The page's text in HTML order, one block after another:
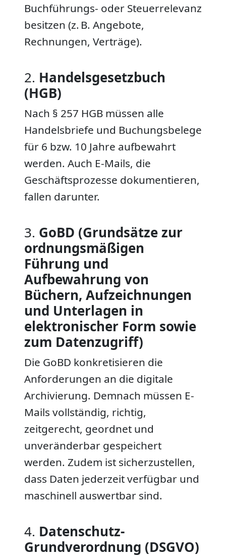
Buchführungs- oder Steuerrelevanz
besitzen (z. B. Angebote,
Rechnungen, Verträge).
2. Handelsgesetzbuch
(HGB)
Nach § 257 HGB müssen alle
Handelsbriefe und Buchungsbelege
für 6 bzw. 10 Jahre aufbewahrt
werden. Auch E-Mails, die
Geschäftsprozesse dokumentieren,
fallen darunter.
3. GoBD (Grundsätze zur
ordnungsmäßigen
Führung und
Aufbewahrung von
Büchern, Aufzeichnungen
und Unterlagen in
elektronischer Form sowie
zum Datenzugriff)
Die GoBD konkretisieren die
Anforderungen an die digitale
Archivierung. Demnach müssen E-
Mails vollständig, richtig,
zeitgerecht, geordnet und
unveränderbar gespeichert
werden. Zudem ist sicherzustellen,
dass Daten jederzeit verfügbar und
maschinell auswertbar sind.
4. Datenschutz-
Grundverordnung (DSGVO)